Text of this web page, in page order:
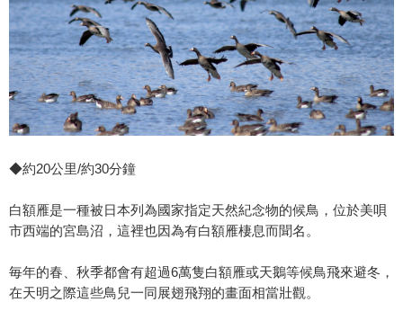
◆約20公里/約30分鐘
白額雁是一種被日本列為國家指定天然紀念物的候鳥，位於美唄
市西端的宮島沼，這裡也因為有白額雁棲息而聞名。
毎年的春、秋季都會有超過6萬隻白額雁或天鵝等候鳥飛來避冬，
在天明之際這些鳥兒一同展翅飛翔的畫面相當壯觀。